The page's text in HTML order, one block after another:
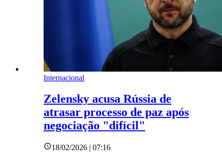
Internacional
Zelensky acusa Rússia de
atrasar processo de paz após
negociação "difícil"
18/02/2026 | 07:16